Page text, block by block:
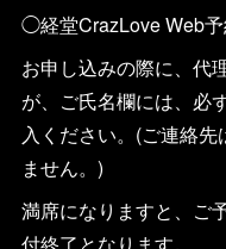
◯経堂CrazLove Web
お申し込みの際に、代
が、ご氏名欄には、必
入ください。(ご連絡
ません。)
満席になりますと、ご